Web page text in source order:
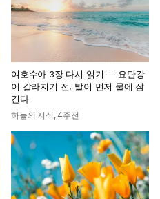
여호수아 3장 다시 읽기 — 요단강
이 갈라지기 전, 발이 먼저 물에 잠
긴다
하늘의 지식 , 4주전